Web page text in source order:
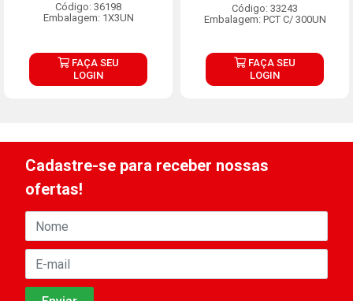
Código: 36198
Embalagem: 1X3UN
FAÇA SEU
LOGIN
Código: 33243
Embalagem: PCT C/ 300UN
FAÇA SEU
LOGIN
Cadastre-se para receber nossas
ofertas!